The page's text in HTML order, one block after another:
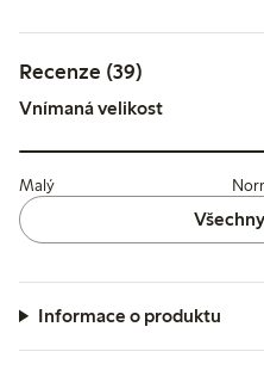
Recenze (39)
Vnímaná velikost
Malý
Informace o produktu